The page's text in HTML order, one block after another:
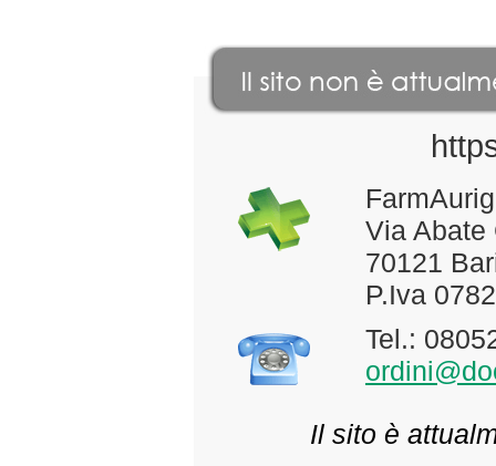
Via Abate
70121
P.Iva
Tel.:
Il sito è